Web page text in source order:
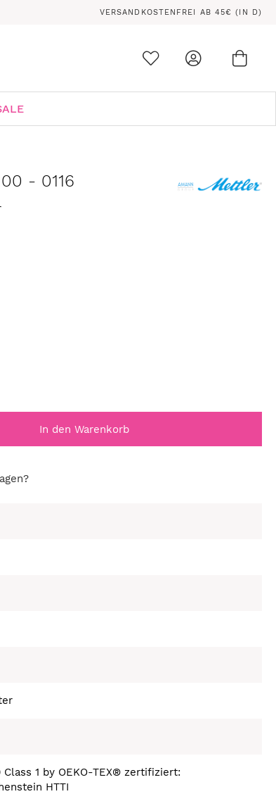
VERSANDKOSTENFREI AB 45€ (IN D)
- 0116
In den Warenkorb
Class 1 by OEKO-TEX® zertifiziert:
HTTI